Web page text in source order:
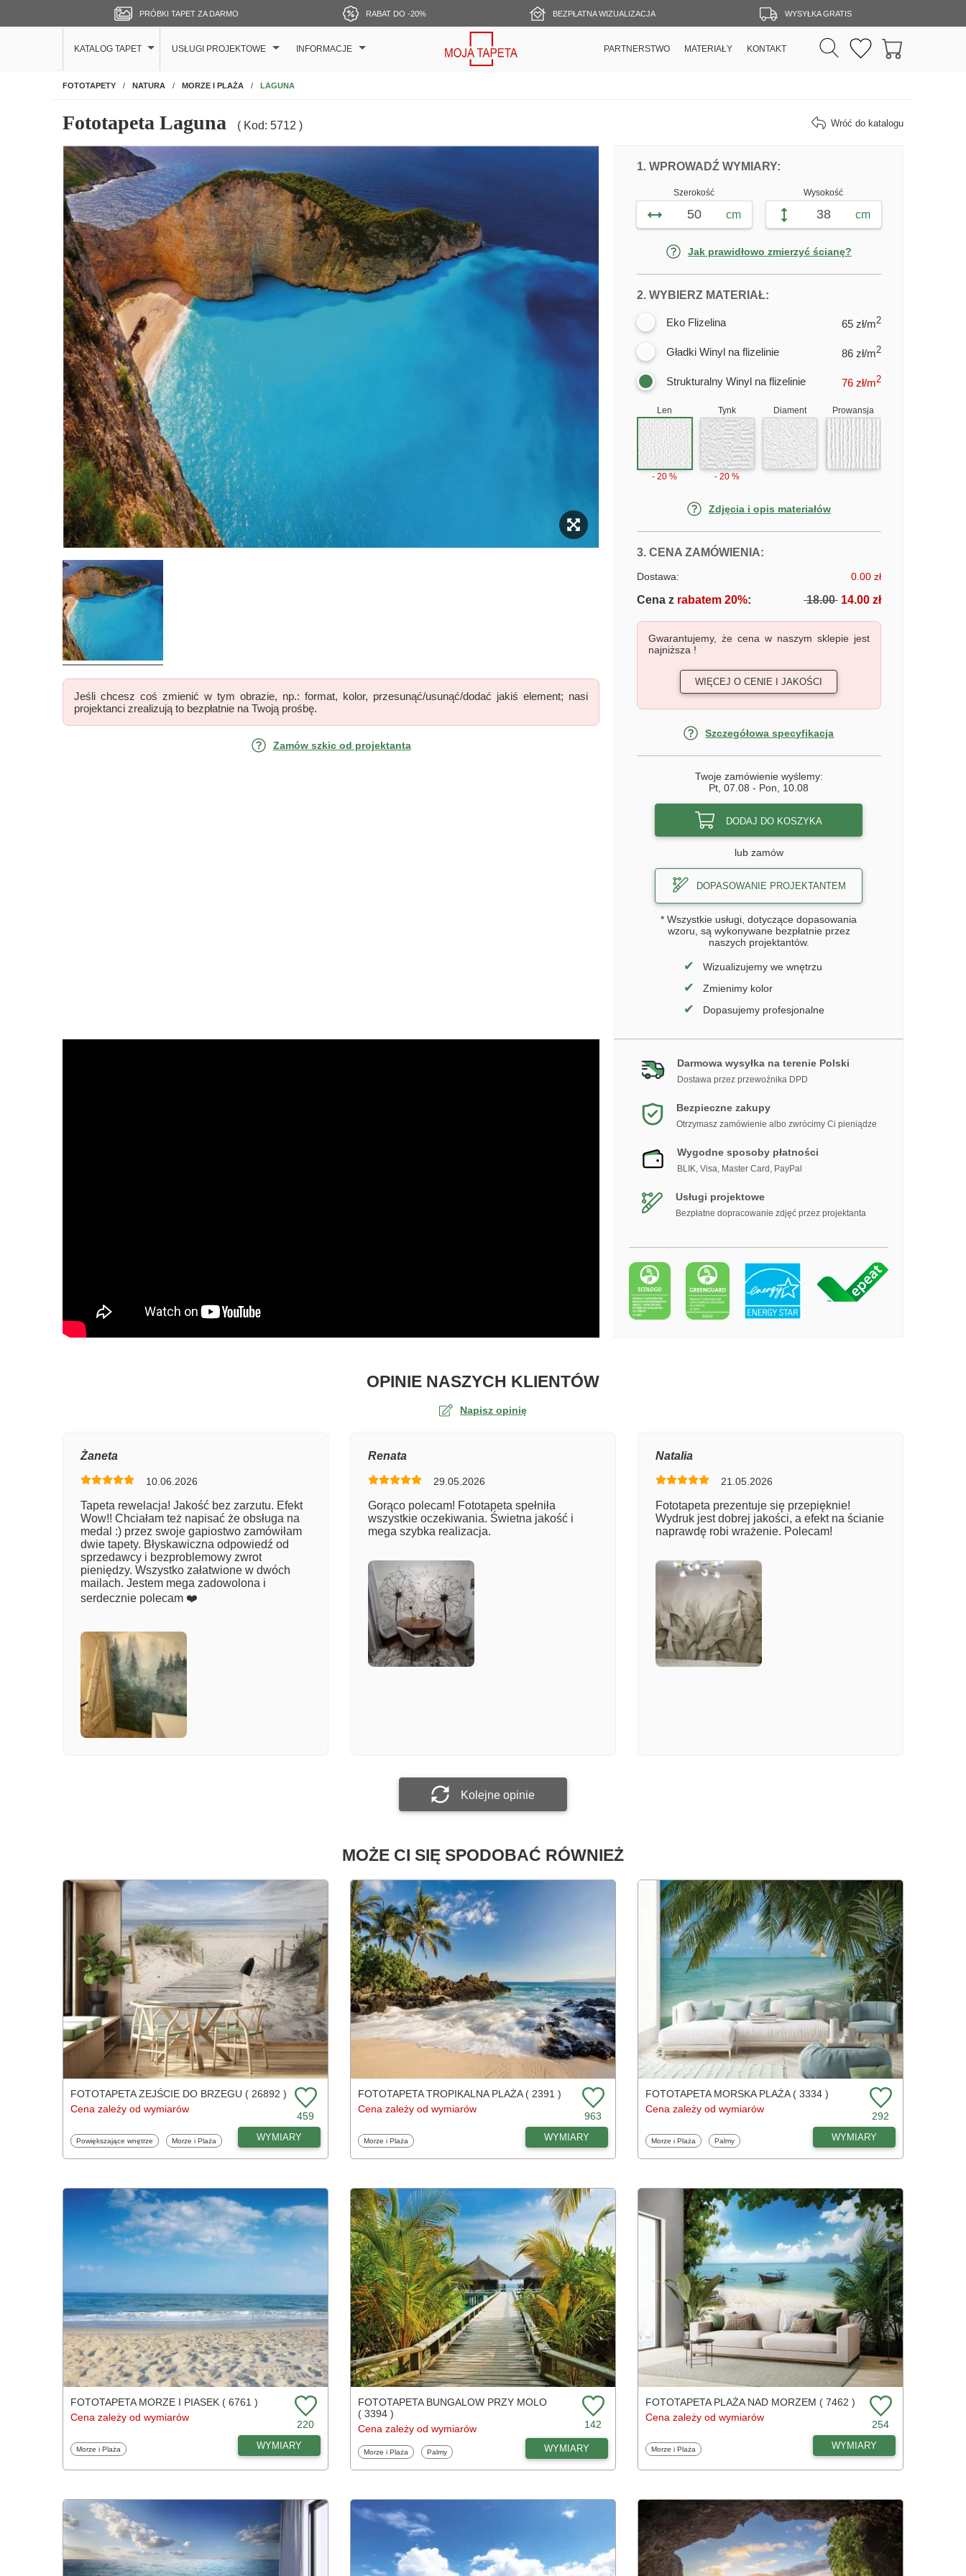
PRÓBKI TAPET ZA DARMO RABAT DO -20% BEZPŁATNA WIZUALIZACJA WYSYŁKA GRATIS
KATALOG TAPET USŁUGI PROJEKTOWE INFORMACJE PARTNERSTWO MATERIAŁY KONTAKT
FOTOTAPETYNA ŚCIANĘ
NATURA MORZE I PLAŻA LAGUNA
Fototapeta Laguna ( Kod: 5712 ) Wróć do katalogu
Jeśli chcesz coś zmienić w tym obrazie, np.: format, kolor, przesunąć/usunąć/dodać jakiś element; nasi
projektanci zrealizują to bezpłatnie na Twoją prośbę.
Zamów szkic od projektanta
DOPASUJ FOTOTAPETĘ LAGUNA
1. WPROWADŹ WYMIARY:FOTOTAPETY LAGUNA
Szerokość
cm
Wysokość
cm
Jak prawidłowo zmierzyć ścianę?
2. WYBIERZ MATERIAŁ:DLA FOTOTAPETY LAGUNA
Eko Flizelina 65 zł/m2
Gładki Winyl na flizelinie 86 zł/m2
Strukturalny Winyl na flizelinie 76zł/m2
Len
- 20 %
Tynk
- 20 %
Diament Prowansja
Zdjęcia i opis materiałów
3. CENA ZAMÓWIENIA:FOTOTAPETY LAGUNA
Dostawa: 0.00 zł
Cena zrabatem 20%: 18.0014.00 zł
Gwarantujemy, że cena w naszym sklepie jest
najniższa !
WIĘCEJ O CENIE I JAKOŚCI
Szczegółowa specyfikacja
Twoje zamówienie wyślemy:
Pt, 07.08 - Pon, 10.08
DODAJ DO KOSZYKA
lub zamów
DOPASOWANIE PROJEKTANTEM
* Wszystkie usługi, dotyczące dopasowania
wzoru, są wykonywane bezpłatnie przez
naszych projektantów.
✔ Wizualizujemy we wnętrzu
✔ Zmienimy kolor
✔ Dopasujemy profesjonalne
Darmowa wysyłka na terenie Polski
Dostawa przez przewoźnika DPD
Bezpieczne zakupy
Otrzymasz zamówienie albo zwrócimy Ci pieniądze
Wygodne sposoby płatności
BLIK, Visa, Master Card, PayPal
Usługi projektowe
Bezpłatne dopracowanie zdjęć przez projektanta
OPINIE NASZYCH KLIENTÓWO TAPECIE LAGUNA
Napisz opinię
Numer zamówienia
Załącz zdjęcie
Żaneta
10.06.2026
Tapeta rewelacja! Jakość bez zarzutu. Efekt
Wow!! Chciałam też napisać że obsługa na
medal :) przez swoje gapiostwo zamówiłam
dwie tapety. Błyskawiczna odpowiedź od
sprzedawcy i bezproblemowy zwrot
pieniędzy. Wszystko załatwione w dwóch
mailach. Jestem mega zadowolona i
serdecznie polecam ❤️
Renata
29.05.2026
Gorąco polecam! Fototapeta spełniła
wszystkie oczekiwania. Świetna jakość i
mega szybka realizacja.
Natalia
21.05.2026
Fototapeta prezentuje się przepięknie!
Wydruk jest dobrej jakości, a efekt na ścianie
naprawdę robi wrażenie. Polecam!
Kolejne opinie
MOŻE CI SIĘ SPODOBAĆ RÓWNIEŻ
FOTOTAPETA ZEJŚCIE DO BRZEGU ( 26892 )
Cena zależy od wymiarów
459
Fototapety
Powiększające wnętrze Fototapety
Morze i Plaża WYMIARY
FOTOTAPETA TROPIKALNA PLAŻA ( 2391 )
Cena zależy od wymiarów
963
Fototapety
Morze i Plaża WYMIARY
FOTOTAPETA MORSKA PLAŻA ( 3334 )
Cena zależy od wymiarów
292
Fototapety
Morze i Plaża Fototapety
Palmy WYMIARY
FOTOTAPETA MORZE I PIASEK ( 6761 )
Cena zależy od wymiarów
220
Fototapety
Morze i Plaża WYMIARY
FOTOTAPETA BUNGALOW PRZY MOLO
( 3394 )
Cena zależy od wymiarów
142
Fototapety
Morze i Plaża Fototapety
Palmy WYMIARY
FOTOTAPETA PLAŻA NAD MORZEM ( 7462 )
Cena zależy od wymiarów
254
Fototapety
Morze i Plaża WYMIARY